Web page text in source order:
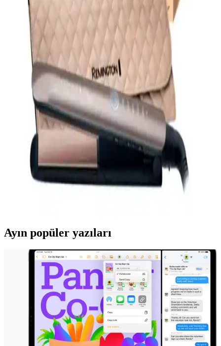
MediaMarkt'ta Remington Ürünleri: Kalite ve
Uygun Fiyatlı Kişisel Bakım Çözümleri
MediaMarkt'ta Remington ürünleri, yüksek kalite, uygun fiyat ve
çeşitli teknolojik özelliklerle günlük bakım ve saç şekillendirme
ihtiyaçlarınızı karşılar.
Remington NE3150: Çok Fonksiyonlu Saç Bakım
ve Şekillendirme Cihazı İncelemesi
Remington NE3150, çok fonksiyonlu, hızlı ısınan ve saç sağlığına
uygun tasarımıyla öne çıkan bir saç bakım cihazıdır. Kullanımı kolay
ve dayanıklı bu ürün, profesyonel ve ev kullanımı için ideal
Remington S8590 Keratin Therapy Düzleştirici ile
Sağlıklı ve Parlak Saçlar
Remington S8590, keratin teknolojisi ve akıllı ısı kontrolü ile saçlara
Ayın popüler yazıları